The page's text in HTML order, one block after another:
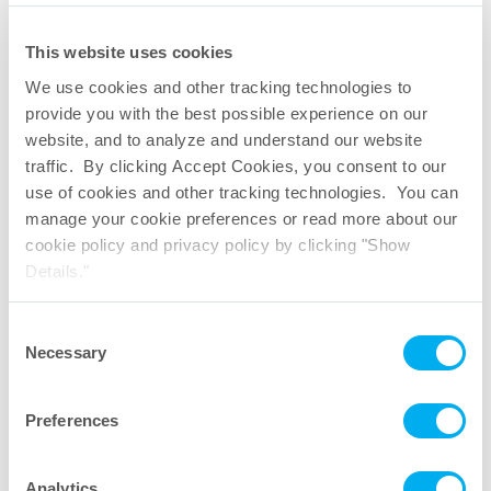
This website uses cookies
We use cookies and other tracking technologies to
provide you with the best possible experience on our
website, and to analyze and understand our website
traffic. By clicking Accept Cookies, you consent to our
use of cookies and other tracking technologies. You can
manage your cookie preferences or read more about our
cookie policy and privacy policy by clicking "Show
Details."
Selection
Necessary
Preferences
Green doc per contenitori esterni
rigidi